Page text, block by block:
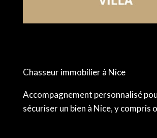
Chasseur immobilier à Nice
Accompagnement personnalisé
sécuriser un bien à Nice, y compris